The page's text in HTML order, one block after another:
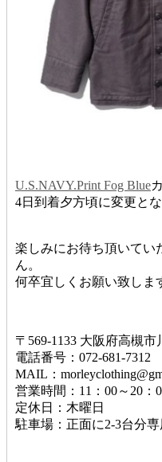
U.S.NAVY.Print Fog Blue
4日到着夕方頃に変更とな
楽しみにお待ち頂いてい
ん。
何卒宜しくお願い致しま
〒569-1133 大阪府高槻市
電話番号：072-681-7312
MAIL：
営業時間：11：00～20：
定休日：木曜日
駐車場：正面に2-3台分専